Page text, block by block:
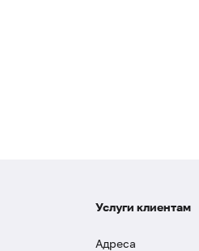
Услуги клиентам
Адреса